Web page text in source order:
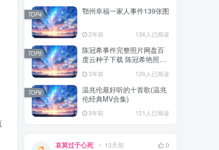
鄂州幸福一家人事件139张图
2年前 136人已阅读
TOP4
陈冠希事件完整照片网盘百
度云种子下载 陈冠希艳照门
门全部图片观看
3年前 126人已阅读
TOP5
温兆伦最好听的十首歌(温兆
伦经典MV合集)
3年前 121人已阅读
TOP6
哀莫过于心死 13天前
0